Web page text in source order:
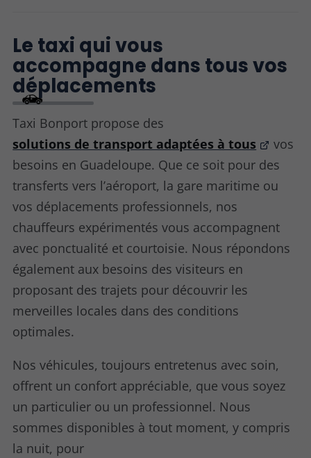
Le taxi qui vous
accompagne dans tous vos
déplacements
Taxi Bonport propose des
solutions de transport adaptées à tous
vos
besoins en Guadeloupe. Que ce soit pour des
transferts vers l’aéroport, la gare maritime ou
vos déplacements professionnels, nos
chauffeurs expérimentés vous accompagnent
avec ponctualité et courtoisie. Nous répondons
également aux besoins des visiteurs en
proposant des trajets pour découvrir les
merveilles locales dans des conditions
optimales.
Nos véhicules, toujours entretenus avec soin,
offrent un confort appréciable, que vous soyez
un particulier ou un professionnel. Nous
sommes disponibles à tout moment, y compris
la nuit, pour